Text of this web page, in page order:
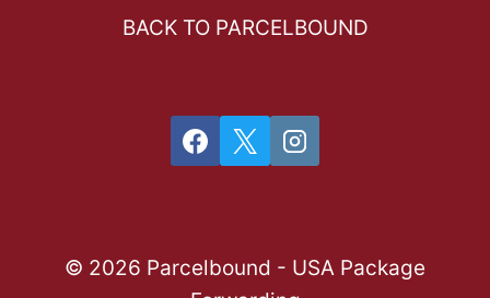
BACK TO PARCELBOUND
© 2026 Parcelbound - USA Package